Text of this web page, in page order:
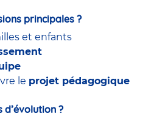
principales ?
et enfants
le projet pédagogique
d’évolution ?